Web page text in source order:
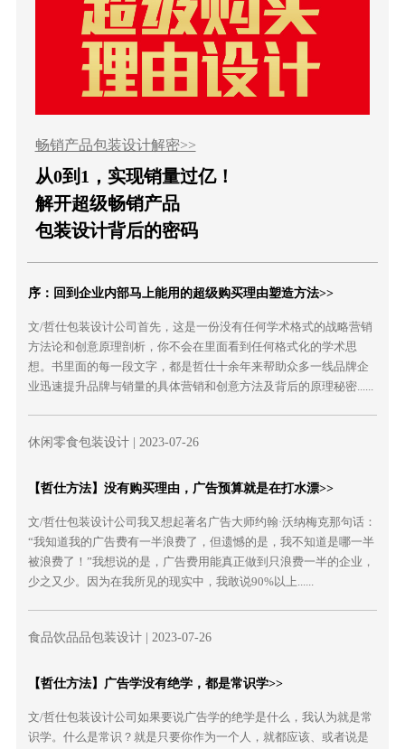
畅销产品包装设计解密>>
从0到1，实现销量过亿！
解开超级畅销产品
包装设计背后的密码
序：回到企业内部马上能用的超级购买理由塑造方法>>
文/哲仕包装设计公司首先，这是一份没有任何学术格式的战略营销
方法论和创意原理剖析，你不会在里面看到任何格式化的学术思
想。书里面的每一段文字，都是哲仕十余年来帮助众多一线品牌企
业迅速提升品牌与销量的具体营销和创意方法及背后的原理秘密......
休闲零食包装设计| 2023-07-26
【哲仕方法】没有购买理由，广告预算就是在打水漂>>
文/哲仕包装设计公司我又想起著名广告大师约翰·沃纳梅克那句话：
“我知道我的广告费有一半浪费了，但遗憾的是，我不知道是哪一半
被浪费了！”我想说的是，广告费用能真正做到只浪费一半的企业，
少之又少。因为在我所见的现实中，我敢说90%以上......
食品饮品品包装设计| 2023-07-26
【哲仕方法】广告学没有绝学，都是常识学>>
文/哲仕包装设计公司如果要说广告学的绝学是什么，我认为就是常
识学。什么是常识？就是只要你作为一个人，就都应该、或者说是